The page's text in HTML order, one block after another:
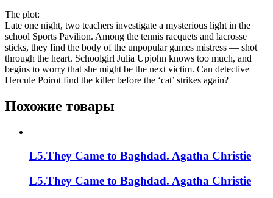
The plot:
Late one night, two teachers investigate a mysterious light in the
school Sports Pavilion. Among the tennis racquets and lacrosse
sticks, they find the body of the unpopular games mistress — shot
through the heart. Schoolgirl Julia Upjohn knows too much, and
begins to worry that she might be the next victim. Can detective
Hercule Poirot find the killer before the ‘cat’ strikes again?
Похожие товары
L5.They Came to Baghdad. Agatha Christie
L5.They Came to Baghdad. Agatha Christie